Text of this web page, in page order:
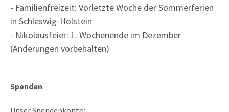
- Familienfreizeit: Vorletzte Woche der Sommerferien
in Schleswig-Holstein
- Nikolausfeier: 1. Wochenende im Dezember
(Änderungen vorbehalten)
Spenden